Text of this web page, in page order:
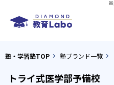
塾・学習塾TOP 塾ブランド一覧
トライ式医学部予備校